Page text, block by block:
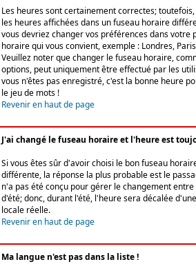
Les heures sont certainement correctes;
les heures affichées dans un fuseau horaire
vous devriez changer vos préférences dans votre
horaire qui vous convient, exemple : Londres,
Veuillez noter que changer le fuseau horaire,
options, peut uniquement être effectué par les
vous n'êtes pas enregistré, c'est la bonne heure
le jeu de mots !
Revenir en haut de page
J'ai changé le fuseau horaire et l'heure est
Si vous êtes sûr d'avoir choisi le bon fuseau
différente, la réponse la plus probable est le
n'a pas été conçu pour gérer le changement
d'été; donc, durant l'été, l'heure sera décalée
locale réelle.
Revenir en haut de page
Ma langue n'est pas dans la liste !